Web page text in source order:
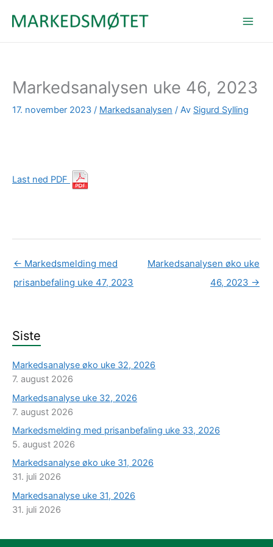
Markedsanalysen uke 46, 2023
17. november 2023 / Markedsanalysen / Av Sigurd Sylling
Last ned PDF
← Markedsmelding med
prisanbefaling uke 47, 2023
Markedsanalysen øko uke
46, 2023 →
Siste
Markedsanalyse øko uke 32, 2026
7. august 2026
Markedsanalyse uke 32, 2026
7. august 2026
Markedsmelding med prisanbefaling uke 33, 2026
5. august 2026
Markedsanalyse øko uke 31, 2026
31. juli 2026
Markedsanalyse uke 31, 2026
31. juli 2026